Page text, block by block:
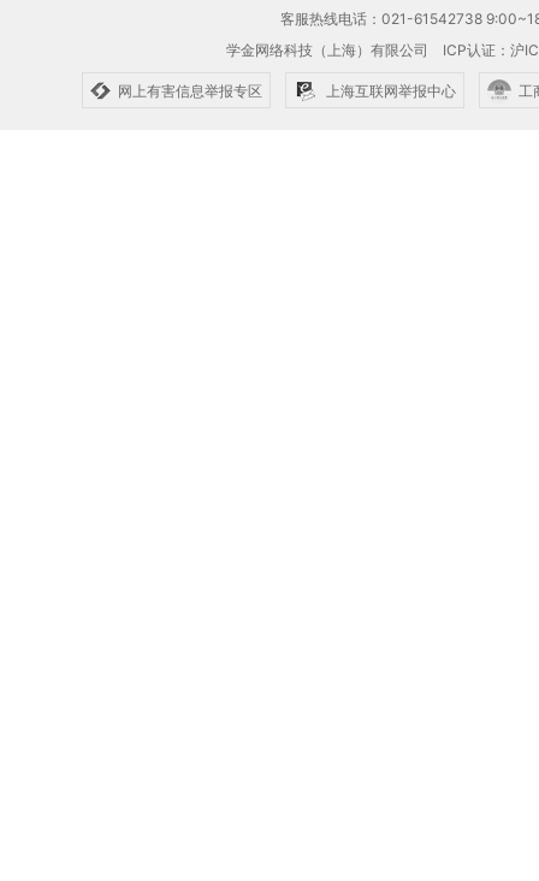
客服热线电话：021-61542738
学金网络科技（上海）有限公司 ICP认证：沪
网上有害信息举报专区 上海互联网举报中心 工